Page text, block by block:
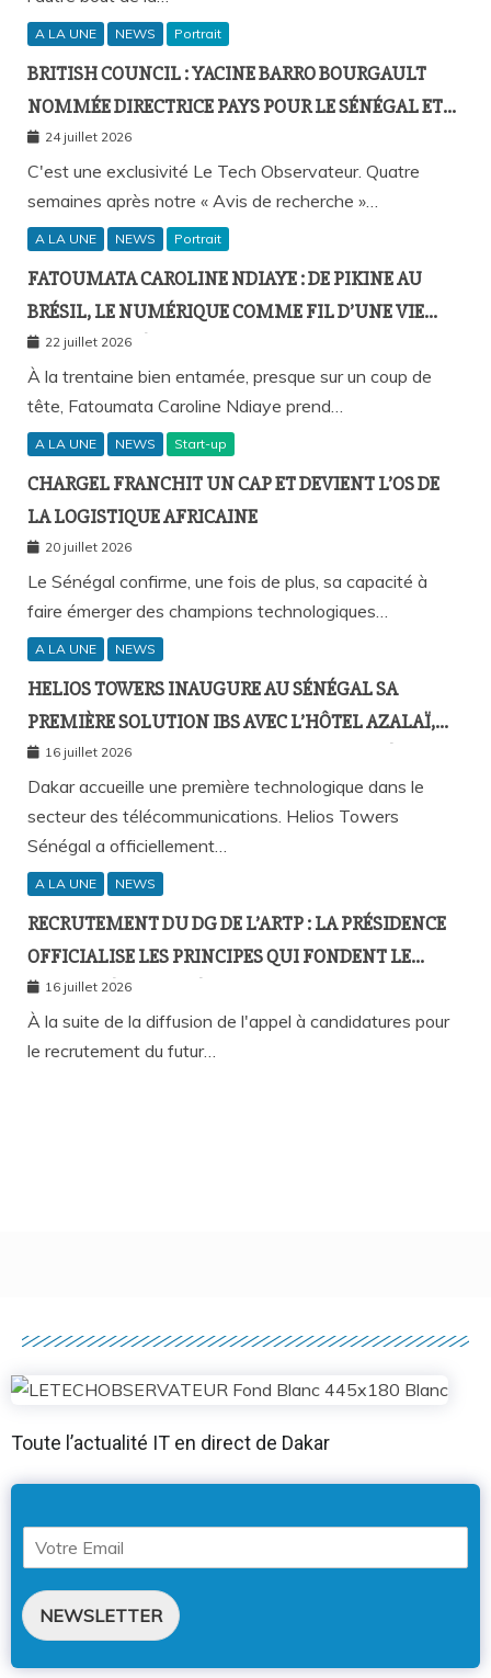
A LA UNE NEWS Portrait
BRITISH COUNCIL : YACINE BARRO BOURGAULT
NOMMÉE DIRECTRICE PAYS POUR LE SÉNÉGAL ET
L’AFRIQUE FRANCOPHONE
24 juillet 2026
C'est une exclusivité Le Tech Observateur. Quatre
semaines après notre « Avis de recherche »…
A LA UNE NEWS Portrait
FATOUMATA CAROLINE NDIAYE : DE PIKINE AU
BRÉSIL, LE NUMÉRIQUE COMME FIL D’UNE VIE
SANS FRONTIÈRES
22 juillet 2026
À la trentaine bien entamée, presque sur un coup de
tête, Fatoumata Caroline Ndiaye prend…
A LA UNE NEWS Start-up
CHARGEL FRANCHIT UN CAP ET DEVIENT L’OS DE
LA LOGISTIQUE AFRICAINE
20 juillet 2026
Le Sénégal confirme, une fois de plus, sa capacité à
faire émerger des champions technologiques…
A LA UNE NEWS
HELIOS TOWERS INAUGURE AU SÉNÉGAL SA
PREMIÈRE SOLUTION IBS AVEC L’HÔTEL AZALAÏ,
NOUVEAU STANDARD DE LA CONNECTIVITÉ
MOBILE À L’INTÉRIEUR DES BÂTIMENTS
16 juillet 2026
Dakar accueille une première technologique dans le
secteur des télécommunications. Helios Towers
Sénégal a officiellement…
A LA UNE NEWS
RECRUTEMENT DU DG DE L’ARTP : LA PRÉSIDENCE
OFFICIALISE LES PRINCIPES QUI FONDENT LE
RECOURS À L’APPEL À CANDIDATURES
16 juillet 2026
À la suite de la diffusion de l'appel à candidatures pour
le recrutement du futur…
Toute l’actualité IT en direct de Dakar
NEWSLETTER